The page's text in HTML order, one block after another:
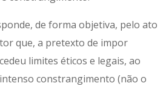
de forma objetiva, pelo ato
que, a pretexto de impor
limites éticos e legais, ao
constrangimento (não o